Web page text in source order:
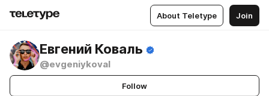
About Teletype Join
Евгений Коваль
@evgeniykoval
Follow